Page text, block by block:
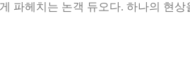
파헤치는 논객 듀오다. 하나의 현